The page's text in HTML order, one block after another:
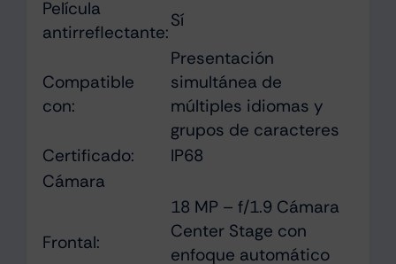
Película
antirreflectante:
Sí
Compatible
con:
Presentación
simultánea de
múltiples idiomas y
grupos de caracteres
Certificado:
IP68
Cámara
Frontal:
18 MP – f/1.9 Cámara
Center Stage con
enfoque automático